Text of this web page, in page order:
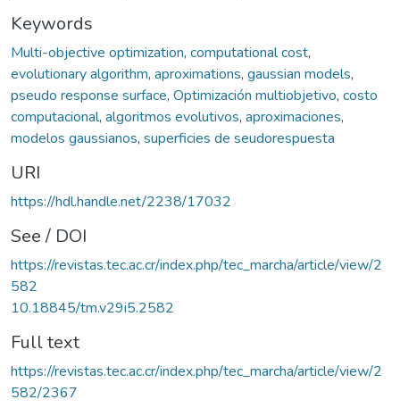
Keywords
Multi-objective optimization, computational cost,
evolutionary algorithm, aproximations, gaussian models,
pseudo response surface, Optimización multiobjetivo, costo
computacional, algoritmos evolutivos, aproximaciones,
modelos gaussianos, superficies de seudorespuesta
URI
https://hdl.handle.net/2238/17032
See / DOI
https://revistas.tec.ac.cr/index.php/tec_marcha/article/view/2
582
10.18845/tm.v29i5.2582
Full text
https://revistas.tec.ac.cr/index.php/tec_marcha/article/view/2
582/2367